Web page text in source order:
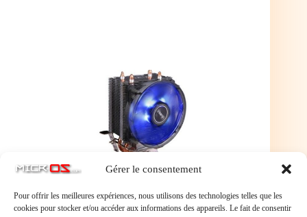
Gérer le consentement
Pour offrir les meilleures expériences, nous utilisons des technologies telles que les
cookies pour stocker et/ou accéder aux informations des appareils. Le fait de consentir